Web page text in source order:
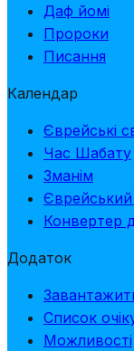
Даф йомі
Пророки
Писання
Календар
Єврейські
Час Шабату
Зманім
Конвертер
Додаток
Список
Можливості